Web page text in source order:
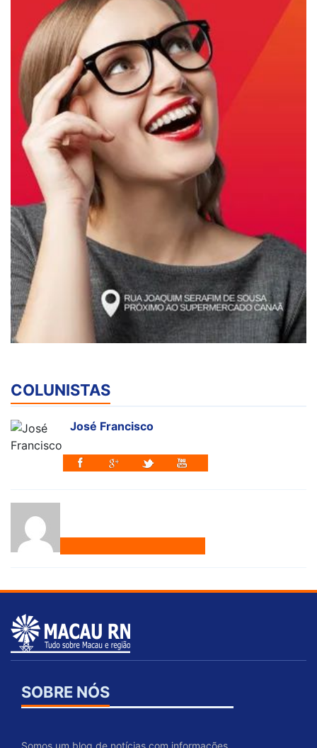
COLUNISTAS
José Francisco
SOBRE NÓS
Somos um blog de notícias com informações